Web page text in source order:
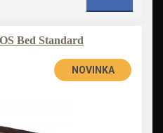
Bed Standard
NOVINKA